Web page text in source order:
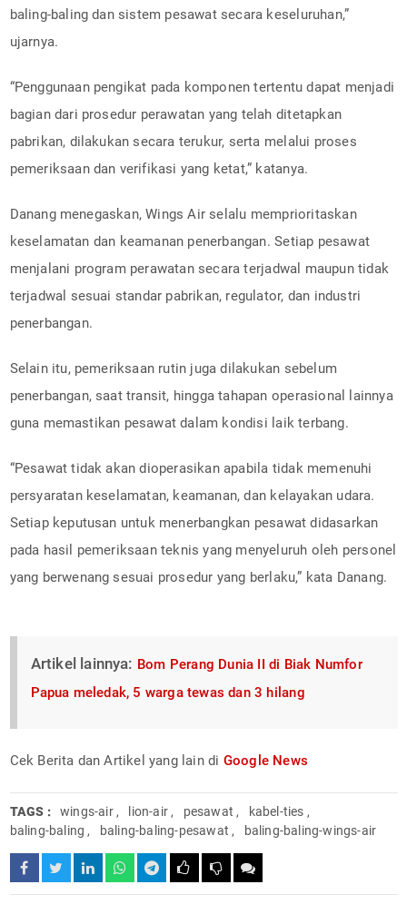
baling-baling dan sistem pesawat secara keseluruhan,”
ujarnya.
“Penggunaan pengikat pada komponen tertentu dapat menjadi
bagian dari prosedur perawatan yang telah ditetapkan
pabrikan, dilakukan secara terukur, serta melalui proses
pemeriksaan dan verifikasi yang ketat,” katanya.
Danang menegaskan, Wings Air selalu memprioritaskan
keselamatan dan keamanan penerbangan. Setiap pesawat
menjalani program perawatan secara terjadwal maupun tidak
terjadwal sesuai standar pabrikan, regulator, dan industri
penerbangan.
Selain itu, pemeriksaan rutin juga dilakukan sebelum
penerbangan, saat transit, hingga tahapan operasional lainnya
guna memastikan pesawat dalam kondisi laik terbang.
“Pesawat tidak akan dioperasikan apabila tidak memenuhi
persyaratan keselamatan, keamanan, dan kelayakan udara.
Setiap keputusan untuk menerbangkan pesawat didasarkan
pada hasil pemeriksaan teknis yang menyeluruh oleh personel
yang berwenang sesuai prosedur yang berlaku,” kata Danang.
Artikel lainnya: Bom Perang Dunia II di Biak Numfor
Papua meledak, 5 warga tewas dan 3 hilang
Cek Berita dan Artikel yang lain di Google News
TAGS : wings-air, lion-air, pesawat , kabel-ties ,
baling-baling , baling-baling-pesawat , baling-baling-wings-air